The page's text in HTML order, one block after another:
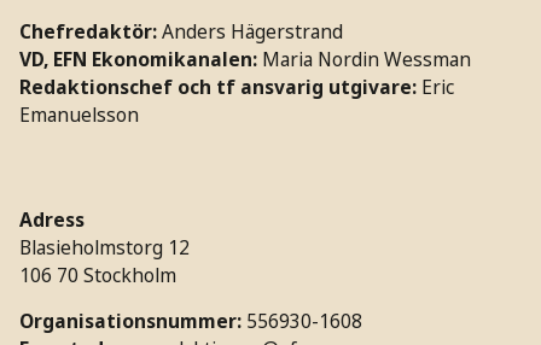
Chefredaktör:Anders Hägerstrand
VD, EFN Ekonomikanalen: Maria Nordin Wessman
Redaktionschef och tf ansvarig utgivare: Eric
Emanuelsson
Adress
Blasieholmstorg 12
106 70 Stockholm
Organisationsnummer: 556930-1608